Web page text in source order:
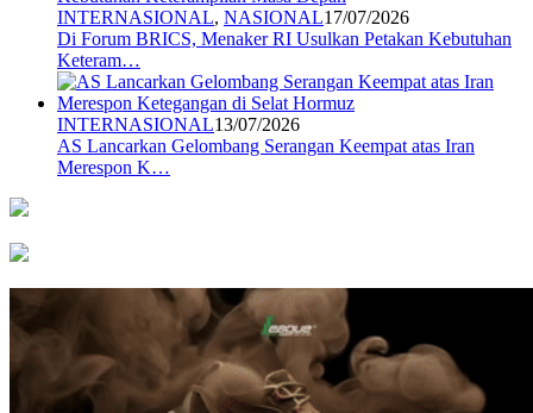
INTERNASIONAL, NASIONAL17/07/2026
Di Forum BRICS, Menaker RI Usulkan Petakan Kebutuhan
Keteram…
INTERNASIONAL13/07/2026
AS Lancarkan Gelombang Serangan Keempat atas Iran
Merespon K…